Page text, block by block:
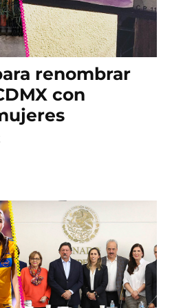
renombrar
con